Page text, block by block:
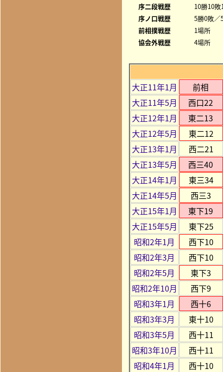
序二段戦歴
10勝10
序ノ口戦歴
5勝0敗／
前相撲戦歴
1場所
協会外戦歴
4場所
大正11年1月
前相
大正11年5月
西口22
大正12年1月
東二13
大正12年5月
東二12
大正13年1月
西二21
大正13年5月
西三40
大正14年1月
東三34
大正14年5月
西三3
大正15年1月
東下19
大正15年5月
東下25
昭和2年1月
西下10
昭和2年3月
西下10
昭和2年5月
東下3
昭和2年10月
西下9
昭和3年1月
西十6
昭和3年3月
東十10
昭和3年5月
西十11
昭和3年10月
西十11
昭和4年1月
西十10